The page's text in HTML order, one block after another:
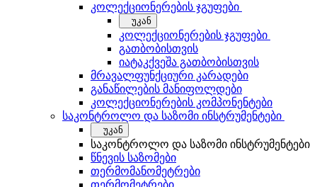
კოლექციონერების ჯგუფები
უკან
კოლექციონერების ჯგუფები
გათბობისთვის
იატაკქვეშა გათბობისთვის
მრავალფუნქციური კარადები
განაწილების მანიფოლდები
კოლექციონერების კომპონენტები
საკონტროლო და საზომი ინსტრუმენტები
უკან
საკონტროლო და საზომი ინსტრუმენტები
წნევის საზომები
თერმომანომეტრები
თერმომეტრები